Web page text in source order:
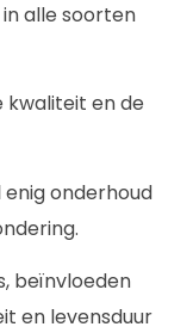
alle soorten
kwaliteit en de
onderhoud
beïnvloeden
en levensduur